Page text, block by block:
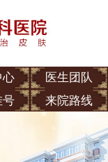
心
医生团队
号 来院路线